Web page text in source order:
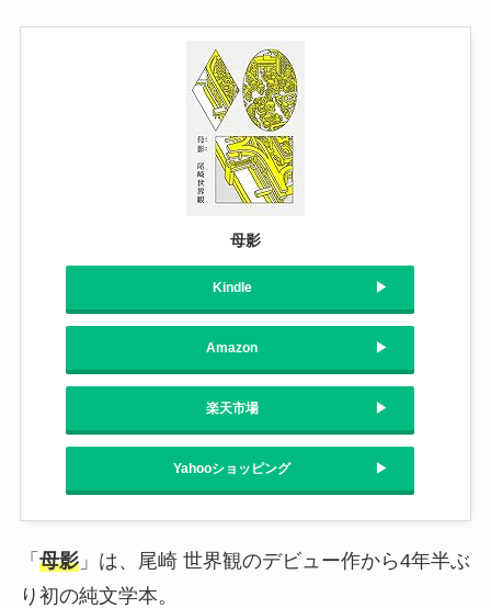
母影
Kindle
Amazon
楽天市場
Yahooショッピング
「 母影」は、尾崎 世界観のデビュー作から4年半ぶ
り初の純文学本。